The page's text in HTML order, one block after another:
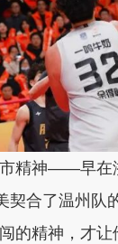
精神——早在
契合了温州
的精神，才